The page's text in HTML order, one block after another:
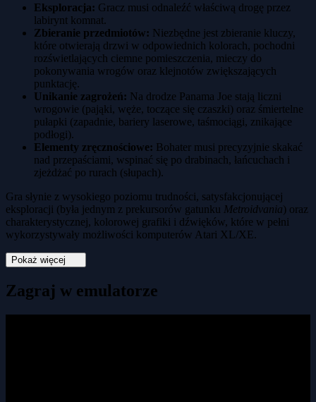
Eksploracja: Gracz musi odnaleźć właściwą drogę przez
labirynt komnat.
Zbieranie przedmiotów: Niezbędne jest zbieranie kluczy,
które otwierają drzwi w odpowiednich kolorach, pochodni
rozświetlających ciemne pomieszczenia, mieczy do
pokonywania wrogów oraz klejnotów zwiększających
punktację.
Unikanie zagrożeń: Na drodze Panama Joe stają liczni
wrogowie (pająki, węże, toczące się czaszki) oraz śmiertelne
pułapki (zapadnie, bariery laserowe, taśmociągi, znikające
podłogi).
Elementy zręcznościowe: Bohater musi precyzyjnie skakać
nad przepaściami, wspinać się po drabinach, łańcuchach i
zjeżdżać po rurach (słupach).
Gra słynie z wysokiego poziomu trudności, satysfakcjonującej
eksploracji (była jednym z prekursorów gatunku Metroidvania) oraz
charakterystycznej, kolorowej grafiki i dźwięków, które w pełni
wykorzystywały możliwości komputerów Atari XL/XE.
Pokaż więcej
Zagraj w emulatorze